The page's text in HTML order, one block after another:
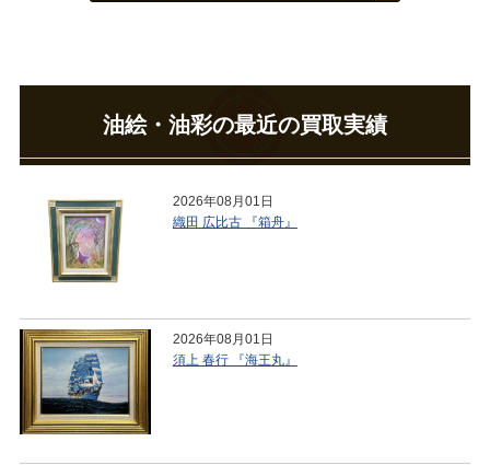
油絵・油彩の最近の買取実績
2026年08月01日
織田 広比古 『箱舟』
2026年08月01日
須上 春行 『海王丸』